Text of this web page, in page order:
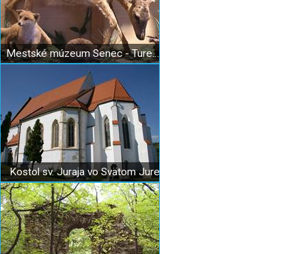
Mestské múzeum Senec - Turecký dom
Kostol sv. Juraja vo Svätom Jure